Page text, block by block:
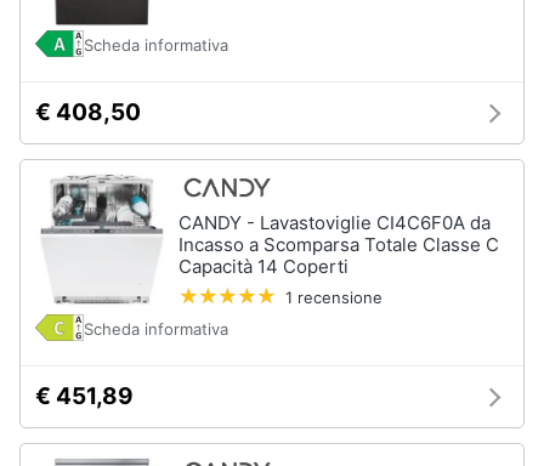
Scheda informativa
€ 408,50
CANDY - Lavastoviglie CI4C6F0A da
Incasso a Scomparsa Totale Classe C
Capacità 14 Coperti
1 recensione
Scheda informativa
€ 451,89